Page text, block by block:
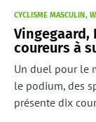
CYCLISME MASCULIN
Vingegaard,
coureurs à
Un duel pour le
le podium, des
présente dix